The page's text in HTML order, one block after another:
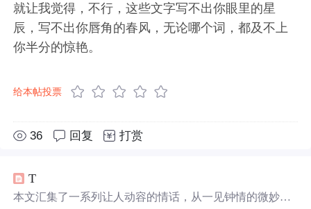
就让我觉得，不行，这些文字写不出你眼里的星
辰，写不出你唇角的春风，无论哪个词，都及不上
你半分的惊艳。
给本帖投票
36 回复 打赏
T
本文汇集了一系列让人动容的情话，从一见钟情的微妙到